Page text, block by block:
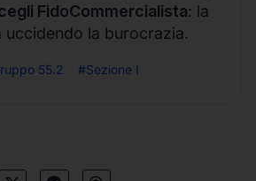
FidoCommercialista: la
la burocrazia.
55.2 #Sezione I